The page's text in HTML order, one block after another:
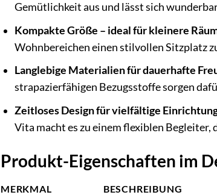
Gemütlichkeit aus und lässt sich
Kompakte Größe – ideal für kleinere
Wohnbereichen einen stilvollen Sitzplatz
Langlebige Materialien für dauerhafte
strapazierfähigen Bezugsstoffe sorgen
Zeitloses Design für vielfältige
Vita macht es zu einem flexiblen
Produkt-Eigenschaften im
MERKMAL
BESCHREIBUNG